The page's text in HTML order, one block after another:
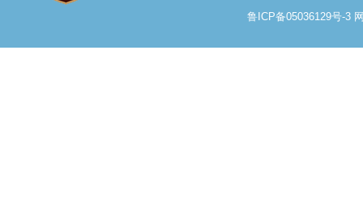
鲁ICP备05036129号-3